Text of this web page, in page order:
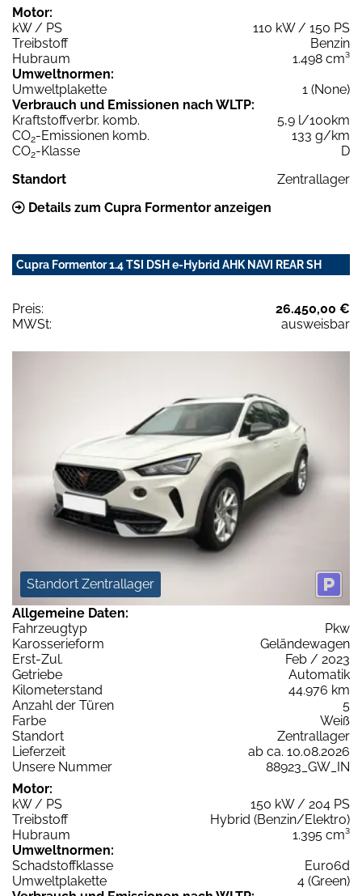
Motor:
kW / PS
110 kW / 150 PS
Treibstoff
Benzin
Hubraum
1.498 cm³
Umweltnormen:
Umweltplakette
1 (None)
Verbrauch und Emissionen nach WLTP:
Kraftstoffverbr. komb.
5,9 l/100km
CO2-Emissionen komb.
133 g/km
CO2-Klasse
D
Standort
Zentrallager
Details zum Cupra Formentor anzeigen
Cupra Formentor 1.4 TSI DSH e-Hybrid AHK NAVI REAR SH
Preis:
26.450,00 €
MWSt:
ausweisbar
Standort Zentrallager
Allgemeine Daten:
Fahrzeugtyp
Pkw
Karosserieform
Geländewagen
Erst-Zul.
Feb / 2023
Getriebe
Automatik
Kilometerstand
44.976 km
Anzahl der Türen
5
Farbe
Weiß
Standort
Zentrallager
Lieferzeit
ab ca. 10.08.2026
Unsere Nummer
88923_GW_IN
Motor:
kW / PS
150 kW / 204 PS
Treibstoff
Hybrid (Benzin/Elektro)
Hubraum
1.395 cm³
Umweltnormen:
Schadstoffklasse
Euro6d
Umweltplakette
4 (Green)